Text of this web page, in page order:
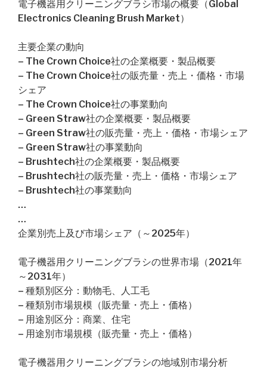
電子機器用クリーニングブラシ市場の概要（Global
Electronics Cleaning Brush Market）
主要企業の動向
– The Crown Choice社の企業概要・製品概要
– The Crown Choice社の販売量・売上・価格・市場
シェア
– The Crown Choice社の事業動向
– Green Straw社の企業概要・製品概要
– Green Straw社の販売量・売上・価格・市場シェア
– Green Straw社の事業動向
– Brushtech社の企業概要・製品概要
– Brushtech社の販売量・売上・価格・市場シェア
– Brushtech社の事業動向
…
…
企業別売上及び市場シェア（～2025年）
電子機器用クリーニングブラシの世界市場（2021年
～2031年）
– 種類別区分：動物毛、人工毛
– 種類別市場規模（販売量・売上・価格）
– 用途別区分：商業、住宅
– 用途別市場規模（販売量・売上・価格）
電子機器用クリーニングブラシの地域別市場分析